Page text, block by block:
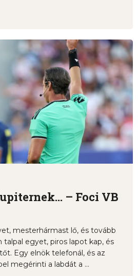
– Foci VB
mesterhármast lő, és tovább
talpal egyet, piros lapot kap, és
Egy elnök telefonál, és az
megérinti a labdát a ...